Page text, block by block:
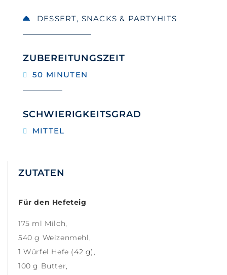
DESSERT, SNACKS & PARTYHITS
ZUBEREITUNGSZEIT
50 MINUTEN
SCHWIERIGKEITSGRAD
MITTEL
ZUTATEN
Für den Hefeteig
175 ml Milch,
540 g Weizenmehl,
1 Würfel Hefe (42 g),
100 g Butter,